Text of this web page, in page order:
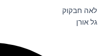
לאה חבקוק
גל אורן